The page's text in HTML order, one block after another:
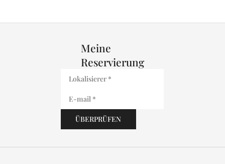
Meine
Reservierung